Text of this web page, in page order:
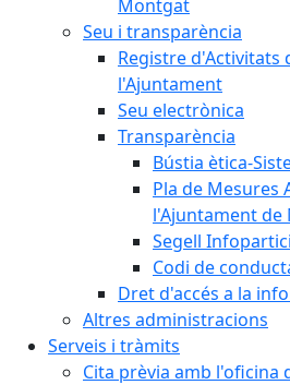
Montgat
Seu i transparència
Registre d'Activitats
l'Ajuntament
Seu electrònica
Transparència
Bústia ètica-
Pla de Mesures
l'Ajuntament
Segell
Codi de
Dret d'accés a la
Altres administracions
Serveis i tràmits
Cita prèvia amb l'oficina